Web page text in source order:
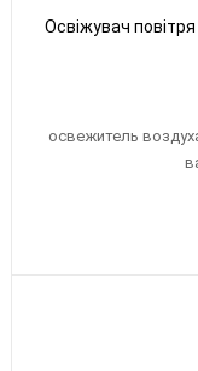
Освіжувач
освежитель